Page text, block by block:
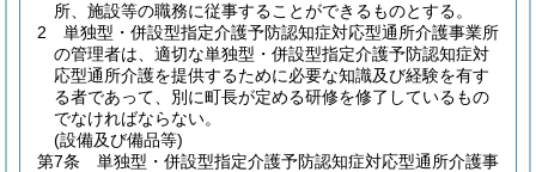
所、施設等の職務に従事することができるものとする。
2
単独型・併設型指定介護予防認知症対応型通所介護事業所
の管理者は、適切な単独型・併設型指定介護予防認知症対
応型通所介護を提供するために必要な知識及び経験を有す
る者であって、別に町長が定める研修を修了しているもの
でなければならない。
(設備及び備品等)
第7条
単独型・併設型指定介護予防認知症対応型通所介護事